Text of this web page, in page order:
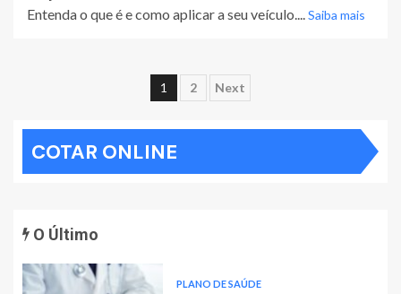
Entenda o que é e como aplicar a seu veículo....Saiba mais
Paginação
de
posts
1 2 Next
COTAR ONLINE
O Último
PLANO DE SAÚDE